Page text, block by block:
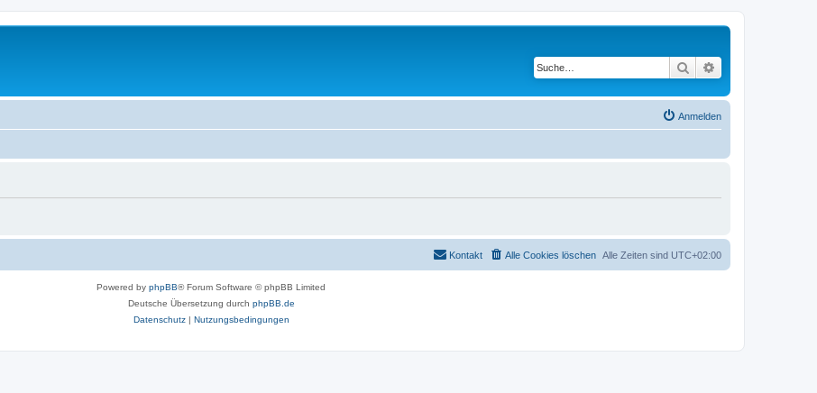
Suche
Anmelden
Alle Zeiten sind UTC+02:00
Alle Cookies löschen
Kontakt
Powered by phpBB® Forum Software © phpBB Limited
Deutsche Übersetzung durch phpBB.de
Datenschutz| Nutzungsbedingungen